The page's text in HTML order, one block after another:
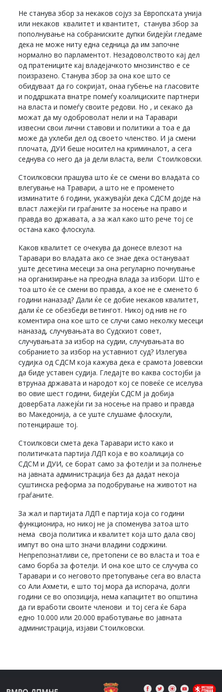
Не станува збор за некаков сојуз за Европската унија
или некаков квалитет и квантитет, станува збор за
пополнување на собраниските дупки бидејќи гледаме
дека не може ниту една седница да им започне
нормално во парламентот. Незадоволството кај дел
од пратениците кај владејачкото мнозинство е се
поизразено. Станува збор за она кое што се
обидуваат да го сокријат, онаа губење на гласовите
и поддршката внатре помеѓу коалициските партнери
на власта и помеѓу своите редови. Но , и секако да
можат да му одоброволат нели и на Таравари
извесни свои лични ставови и политики а тоа е да
може да ухлеби дел од своето членство. И ја смени
плочата, ДУИ беше носител на криминалот, а сега
седнува со него да ја дели власта, вели Стоилковски.
Стоилковски прашува што ќе се смени во владата со
влегување на Травари, а што не е променето
изминатите 6 години, укажувајќи дека СДСМ дојде на
власт лажејќи ги граѓаните за носење на право и
правда во државата, а за жал како што рече тој се
остана како флоскула.
Каков квалитет се очекува да донесе влезот на
Таравари во владата ако се знае дека остануваат
уште десетина месеци за она регуларно почнување
на организирање на преодна влада за избори. Што е
тоа што ќе се смени во правда, а кое не е сменето 6
години наназад? Дали ќе се добие некаков квалитет,
дали ќе се обезбеди ветингот. Никој од нив не го
коментира она кое што се случи само неколку месеци
наназад, случувањата во Судскиот совет,
случувањата за избор на судии, случувањата во
собранието за избор на уставниот суд? Излегува
судијка од СДСМ која кажува дека е срамота Јовевски
да биде уставен судија. Гледајте во каква состојби ја
втрунаа државата и народот кој се повеќе се иселува
во овие шест години, бидејќи СДСМ ја добија
довербата лажејќи ги за носење на право и правда
во Македонија, а се уште слушаме флоскули,
потенцираше тој.
Стоилковси смета дека Таравари исто како и
политичката партија ЛДП која е во коалиција со
СДСМ и ДУИ, се борат само за фотелји и за полнење
на јавната администрација без да дадат некоја
суштинска реформа за подобрување на животот на
граѓаните.
За жал и партијата ЛДП е партија која со години
функционира, но никој не ја споменува затоа што
нема своја политика и квалитет која што дала свој
импут во она што значи владини содржини.
Непрепознатливи се, претопени се во власта и тоа е
само борба за фотелји. И она кое што се случува со
Таравари и со неговото претопување сега во власта
со Али Ахмети, е што тој мора да испорача, долги
години се во опозиција, нема капацитет во општина
да ги вработи своите членови и тој сега ќе бара
едно 10.000 или 20.000 вработување во јавната
администрација, изјави Стоилковски.